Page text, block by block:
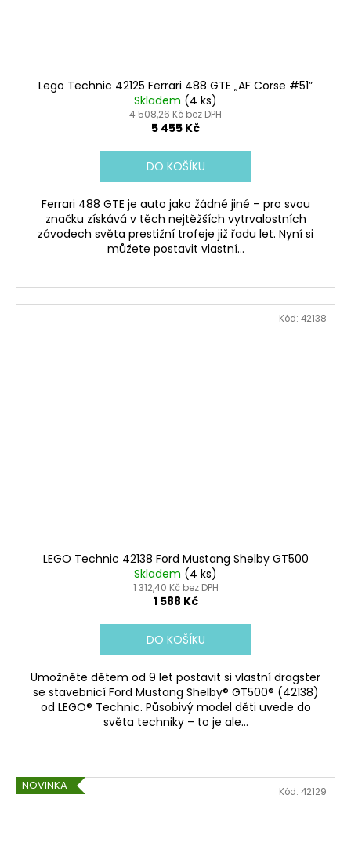
Lego Technic 42125 Ferrari 488 GTE „AF Corse #51”
Skladem (4 ks)
4 508,26 Kč bez DPH
5 455 Kč
DO KOŠÍKU
Ferrari 488 GTE je auto jako žádné jiné – pro svou
značku získává v těch nejtěžších vytrvalostních
závodech světa prestižní trofeje již řadu let. Nyní si
můžete postavit vlastní...
LEGO Technic 42138 Ford Mustang Shelby GT500
Skladem (4 ks)
1 312,40 Kč bez DPH
1 588 Kč
DO KOŠÍKU
Umožněte dětem od 9 let postavit si vlastní dragster
se stavebnicí Ford Mustang Shelby® GT500® (42138)
od LEGO® Technic. Působivý model děti uvede do
světa techniky – to je ale...
Kód: 42138
NOVINKA Kód: 42129